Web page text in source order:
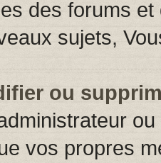
des forums
sujets,
ou
vos propres